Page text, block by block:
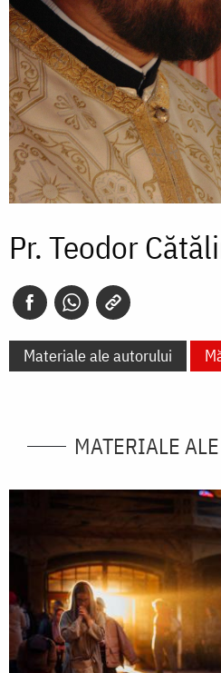
Pr. Teodor
Materiale ale autorului
MATERIALE